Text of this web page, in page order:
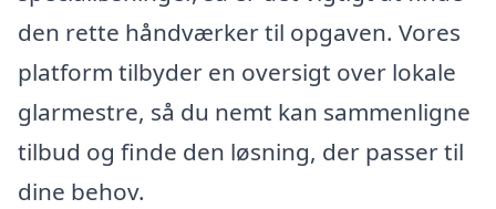
den rette håndværker til opgaven. Vores
platform tilbyder en oversigt over lokale
glarmestre, så du nemt kan sammenligne
tilbud og finde den løsning, der passer til
dine behov.